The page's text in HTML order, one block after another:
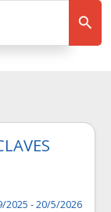
2025 - 20/5/2026